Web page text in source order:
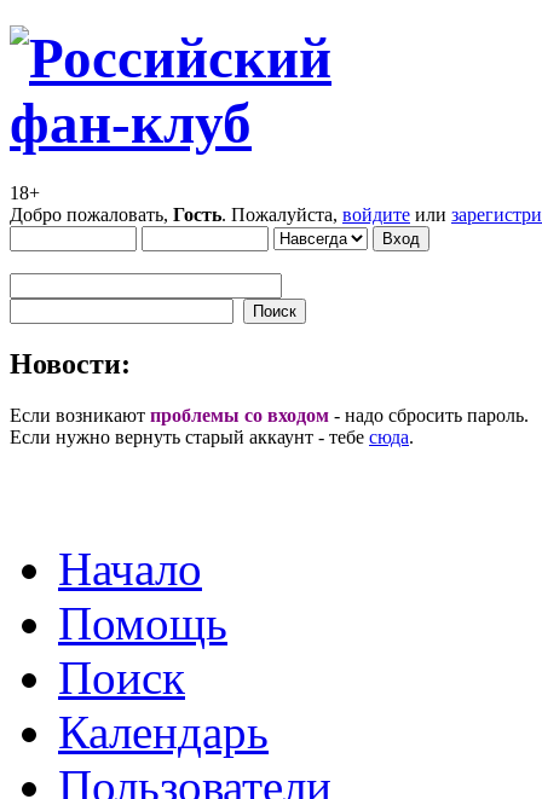
18+
Добро пожаловать, Гость. Пожалуйста, войдите или
Новости:
Если возникают проблемы со входом - надо сбросить пароль.
Если нужно вернуть старый аккаунт - тебе сюда.
Начало
Помощь
Поиск
Календарь
Пользователи